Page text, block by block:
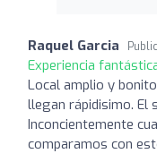
Raquel Garcia
Experiencia
Local amplio y
llegan rápidisimo. El
Inconcientemente
comparamos con